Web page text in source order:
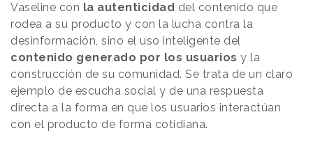
Vaseline con la autenticidad del contenido que
rodea a su producto y con la lucha contra la
desinformación, sino el uso inteligente del
contenido generado por los usuarios y la
construcción de su comunidad. Se trata de un claro
ejemplo de escucha social y de una respuesta
directa a la forma en que los usuarios interactúan
con el producto de forma cotidiana.